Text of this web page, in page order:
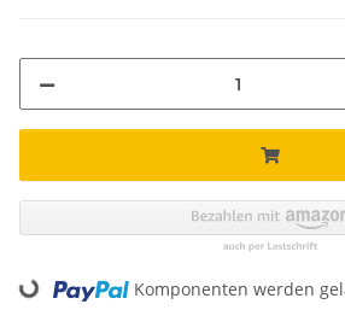
Loading... Komponenten werden